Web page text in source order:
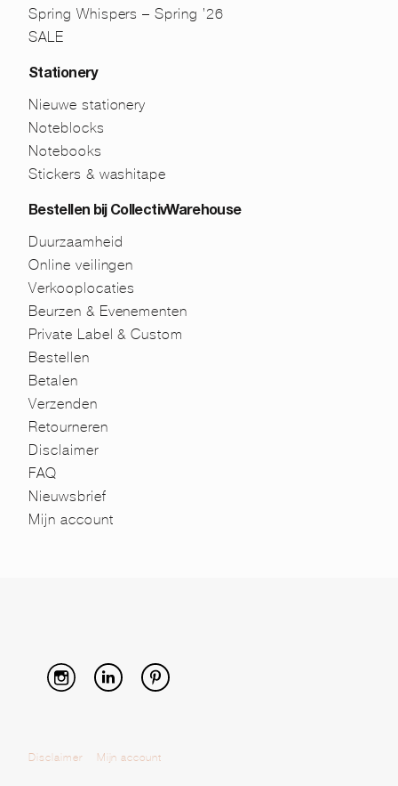
Spring Whispers – Spring ’26
SALE
Stationery
Nieuwe stationery
Noteblocks
Notebooks
Stickers & washitape
Bestellen bij CollectivWarehouse
Duurzaamheid
Online veilingen
Verkooplocaties
Beurzen & Evenementen
Private Label & Custom
Bestellen
Betalen
Verzenden
Retourneren
Disclaimer
FAQ
Nieuwsbrief
Mijn account
Disclaimer Mijn account